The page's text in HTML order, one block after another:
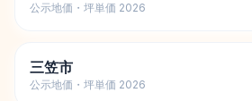
公示地価・坪単価 2026
三笠市
公示地価・坪単価 2026